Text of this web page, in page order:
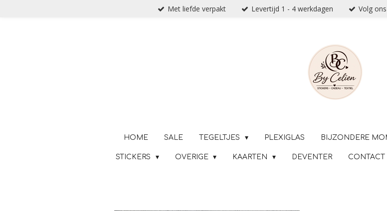
Met liefde verpakt Levertijd 1 - 4 werkdagen Volg
HOME SALE TEGELTJES PLEXIGLAS BIJZONDERE
STICKERS OVERIGE KAARTEN DEVENTER CONTACT